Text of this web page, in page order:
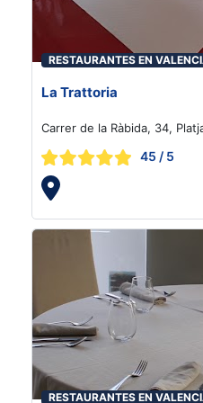
RESTAURANTES EN
La Trattoria
Carrer de la Ràbida, 34,
45 / 5
RESTAURANTES EN